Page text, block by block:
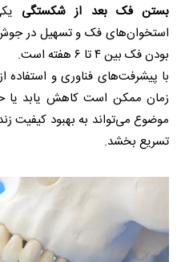
بستن فک بعد از شکستگی
استخوان‌های فک و تسهیل در
بودن فک بین ۴ تا ۶ هفته است.
با پیشرفت‌های فناوری و
زمان ممکن است کاهش یابد یا
موضوع می‌تواند به بهبود کیفیت
تسریع بخشد.